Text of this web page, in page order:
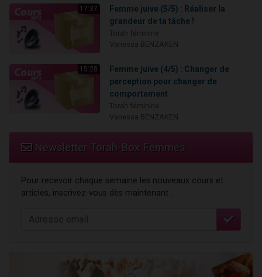
17:37
Femme juive (5/5) : Réaliser la
grandeur de ta tâche !
15:28
Femme juive (4/5) : Changer de
perception pour changer de
comportement
Newsletter Torah-Box Femmes
Pour recevoir chaque semaine les nouveaux cours et
articles, inscrivez-vous dès maintenant :